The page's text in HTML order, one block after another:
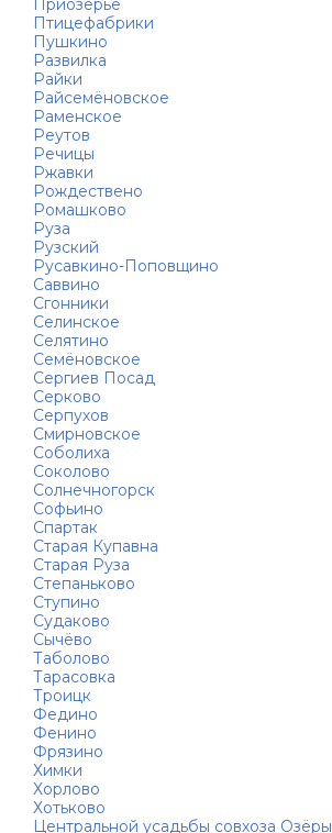
Птицефабрики
Пушкино
Развилка
Райки
Райсемёновское
Раменское
Реутов
Речицы
Ржавки
Рождествено
Ромашково
Руза
Рузский
Русавкино-Поповщино
Саввино
Сгонники
Селинское
Селятино
Семёновское
Сергиев Посад
Серково
Серпухов
Смирновское
Соболиха
Соколово
Солнечногорск
Софьино
Спартак
Старая Купавна
Старая Руза
Степаньково
Ступино
Судаково
Сычёво
Таболово
Тарасовка
Троицк
Федино
Фенино
Фрязино
Химки
Хорлово
Хотьково
Центральной усадьбы совхоза Озёры